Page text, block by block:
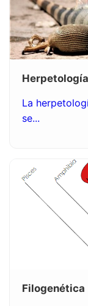
Herpetología
La
se...
Filogenética